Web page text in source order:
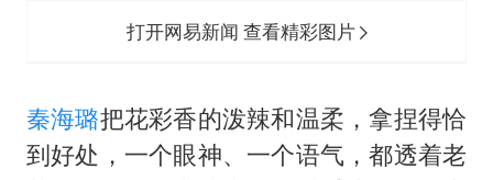
打开网易新闻 查看精彩图片
秦海璐把花彩香的泼辣和温柔，拿捏得恰
到好处，一个眼神、一个语气，都透着老